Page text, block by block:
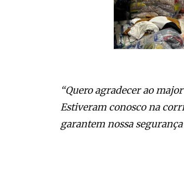
“Quero agradecer ao
Estiveram conosco na
garantem nossa